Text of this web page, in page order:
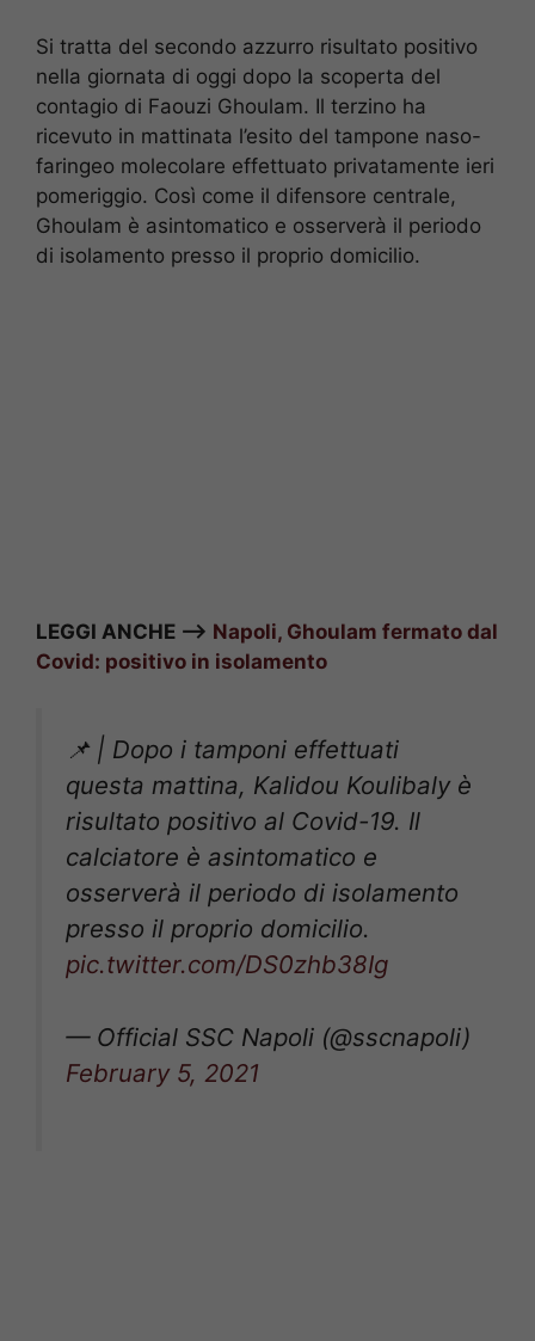
Si tratta del secondo azzurro risultato positivo
nella giornata di oggi dopo la scoperta del
contagio di Faouzi Ghoulam. Il terzino ha
ricevuto in mattinata l’esito del tampone naso-
faringeo molecolare effettuato privatamente ieri
pomeriggio. Così come il difensore centrale,
Ghoulam è asintomatico e osserverà il periodo
di isolamento presso il proprio domicilio.
LEGGI ANCHE –> Napoli, Ghoulam fermato dal
Covid: positivo in isolamento
📌 | Dopo i tamponi effettuati
questa mattina, Kalidou Koulibaly è
risultato positivo al Covid-19. Il
calciatore è asintomatico e
osserverà il periodo di isolamento
presso il proprio domicilio.
pic.twitter.com/DS0zhb38Ig
— Official SSC Napoli (@sscnapoli)
February 5, 2021